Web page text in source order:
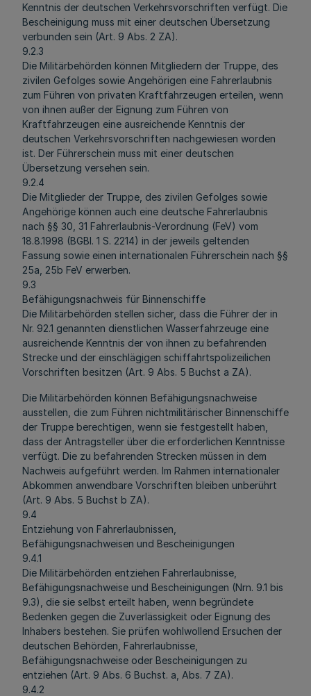
Kenntnis der deutschen Verkehrsvorschriften verfügt. Die
Bescheinigung muss mit einer deutschen Übersetzung
verbunden sein (Art. 9 Abs. 2 ZA).
9.2.3
Die Militärbehörden können Mitgliedern der Truppe, des
zivilen Gefolges sowie Angehörigen eine Fahrerlaubnis
zum Führen von privaten Kraftfahrzeugen erteilen, wenn
von ihnen außer der Eignung zum Führen von
Kraftfahrzeugen eine ausreichende Kenntnis der
deutschen Verkehrsvorschriften nachgewiesen worden
ist. Der Führerschein muss mit einer deutschen
Übersetzung versehen sein.
9.2.4
Die Mitglieder der Truppe, des zivilen Gefolges sowie
Angehörige können auch eine deutsche Fahrerlaubnis
nach §§ 30, 31 Fahrerlaubnis-Verordnung (FeV) vom
18.8.1998 (BGBl. 1 S. 2214) in der jeweils geltenden
Fassung sowie einen internationalen Führerschein nach §§
25a, 25b FeV erwerben.
9.3
Befähigungsnachweis für Binnenschiffe
Die Militärbehörden stellen sicher, dass die Führer der in
Nr. 92.1 genannten dienstlichen Wasserfahrzeuge eine
ausreichende Kenntnis der von ihnen zu befahrenden
Strecke und der einschlägigen schiffahrtspolizeilichen
Vorschriften besitzen (Art. 9 Abs. 5 Buchst a ZA).
Die Militärbehörden können Befähigungsnachweise
ausstellen, die zum Führen nichtmilitärischer Binnenschiffe
der Truppe berechtigen, wenn sie festgestellt haben,
dass der Antragsteller über die erforderlichen Kenntnisse
verfügt. Die zu befahrenden Strecken müssen in dem
Nachweis aufgeführt werden. Im Rahmen internationaler
Abkommen anwendbare Vorschriften bleiben unberührt
(Art. 9 Abs. 5 Buchst b ZA).
9.4
Entziehung von Fahrerlaubnissen,
Befähigungsnachweisen und Bescheinigungen
9.4.1
Die Militärbehörden entziehen Fahrerlaubnisse,
Befähigungsnachweise und Bescheinigungen (Nrn. 9.1 bis
9.3), die sie selbst erteilt haben, wenn begründete
Bedenken gegen die Zuverlässigkeit oder Eignung des
Inhabers bestehen. Sie prüfen wohlwollend Ersuchen der
deutschen Behörden, Fahrerlaubnisse,
Befähigungsnachweise oder Bescheinigungen zu
entziehen (Art. 9 Abs. 6 Buchst. a, Abs. 7 ZA).
9.4.2